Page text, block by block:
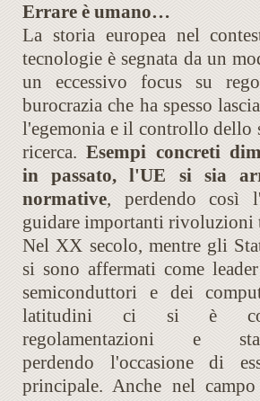
Errare è umano…
La storia europea nel
tecnologie è segnata da un
un eccessivo focus su
burocrazia che ha spesso
l'egemonia e il controllo dello
ricerca.Esempi concreti
in passato, l'UE si sia
normative, perdendo così
guidare importanti rivoluzioni
Nel XX secolo, mentre gli
si sono affermati come
semiconduttori e dei
latitudini ci si è
regolamentazioni e
perdendo l'occasione di
principale. Anche nel